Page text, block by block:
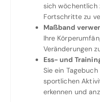
sich wöchentlich
Fortschritte zu
Maßband
Ihre
Veränderungen
Ess- und
Sie ein
sportlichen
erkennen und